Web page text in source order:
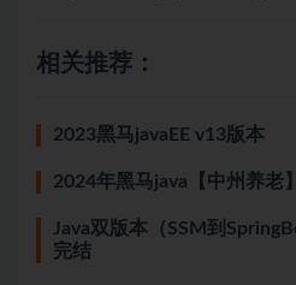
相关推荐：
2023黑马javaEE v13版本
2024年黑马java【中州养老
Java双版本（SSM到
完结